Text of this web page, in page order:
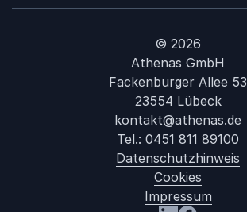
© 2026
Athenas GmbH
Fackenburger Allee 53
23554 Lübeck
kontakt@athenas.de
Tel.: 0451 811 89100
Datenschutzhinweis
Cookies
Impressum